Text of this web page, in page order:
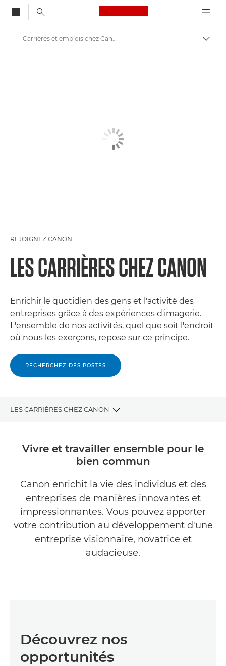
Canon Logo, back
Carrières et emplois chez Canon
REJOIGNEZ CANON
LES CARRIÈRES CHEZ CANON
Enrichir le quotidien des gens et l'activité des
entreprises grâce à des expériences d'imagerie.
L'ensemble de nos activités, quel que soit l'endroit
où nous les exerçons, repose sur ce principe.
RECHERCHEZ DES POSTES
LES CARRIÈRES CHEZ CANON
NOTRE ENTREPRISE
ÉQUIPES ET MISSIONS
PREMIERS POSTES
Vivre et travailler ensemble pour le
bien commun
Canon enrichit la vie des individus et des
entreprises de manières innovantes et
impressionnantes. Vous pouvez apporter
votre contribution au développement d'une
entreprise visionnaire, novatrice et
audacieuse.
Découvrez nos
opportunités